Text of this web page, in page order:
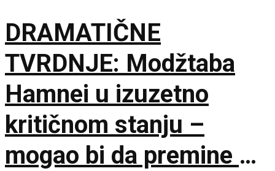
DRAMATIČNE
TVRDNJE: Modžtaba
Hamnei u izuzetno
kritičnom stanju –
mogao bi da premine u